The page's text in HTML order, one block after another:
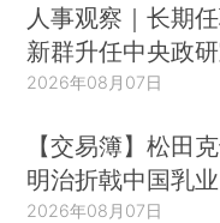
人事观察｜长期
新群升任中央政
2026年08月07日
【交易簿】松田
明治折戟中国乳业
2026年08月07日